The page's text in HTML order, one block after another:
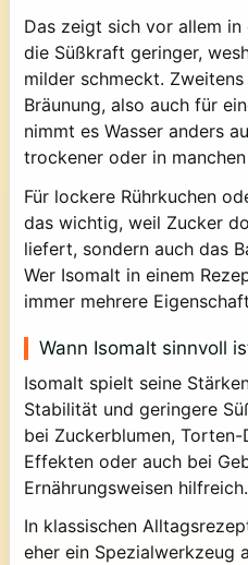
Das zeigt sich vor allem in
die Süßkraft geringer,
milder schmeckt.
Bräunung, also auch für
nimmt es Wasser anders
trockener oder in
Für lockere Rührkuchen
das wichtig, weil Zucker
liefert, sondern auch das
Wer Isomalt in einem
immer mehrere
Wann Isomalt sinnvoll
Isomalt spielt seine
Stabilität und geringere
bei Zuckerblumen,
Effekten oder auch bei
Ernährungsweisen hilfreich.
In klassischen
eher ein Spezialwerkzeug